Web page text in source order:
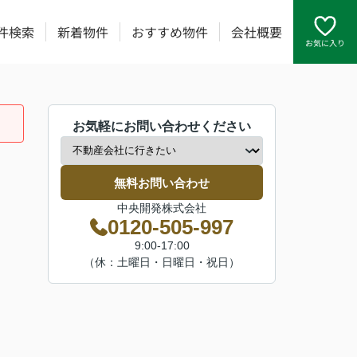
検索 新着物件 おすすめ物件 会社概要
お気に入り
お気軽にお問い合わせください
無料お問い合わせ
中央開発株式会社
0120-505-997
9:00-17:00
（休：土曜日・日曜日・祝日）